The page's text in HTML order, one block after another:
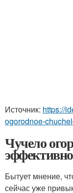
Источник: https://
ogorodnoe-
Чучело
Бытует мнение,
сейчас уже